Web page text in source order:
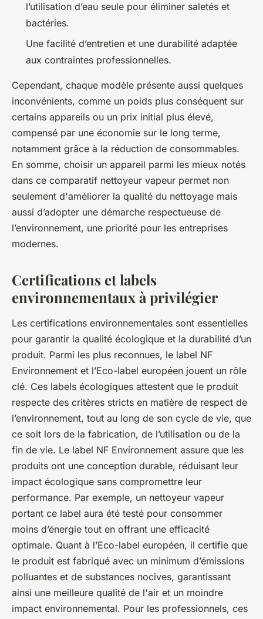
l’utilisation d’eau seule pour éliminer saletés et
bactéries.
Une facilité d’entretien et une durabilité adaptée
aux contraintes professionnelles.
Cependant, chaque modèle présente aussi quelques
inconvénients, comme un poids plus conséquent sur
certains appareils ou un prix initial plus élevé,
compensé par une économie sur le long terme,
notamment grâce à la réduction de consommables.
En somme, choisir un appareil parmi les mieux notés
dans ce comparatif nettoyeur vapeur permet non
seulement d'améliorer la qualité du nettoyage mais
aussi d’adopter une démarche respectueuse de
l’environnement, une priorité pour les entreprises
modernes.
Certifications et labels
environnementaux à privilégier
Les certifications environnementales sont essentielles
pour garantir la qualité écologique et la durabilité d’un
produit. Parmi les plus reconnues, le label NF
Environnement et l’Eco-label européen jouent un rôle
clé. Ces labels écologiques attestent que le produit
respecte des critères stricts en matière de respect de
l’environnement, tout au long de son cycle de vie, que
ce soit lors de la fabrication, de l’utilisation ou de la
fin de vie. Le label NF Environnement assure que les
produits ont une conception durable, réduisant leur
impact écologique sans compromettre leur
performance. Par exemple, un nettoyeur vapeur
portant ce label aura été testé pour consommer
moins d’énergie tout en offrant une efficacité
optimale. Quant à l’Eco-label européen, il certifie que
le produit est fabriqué avec un minimum d’émissions
polluantes et de substances nocives, garantissant
ainsi une meilleure qualité de l'air et un moindre
impact environnemental. Pour les professionnels, ces